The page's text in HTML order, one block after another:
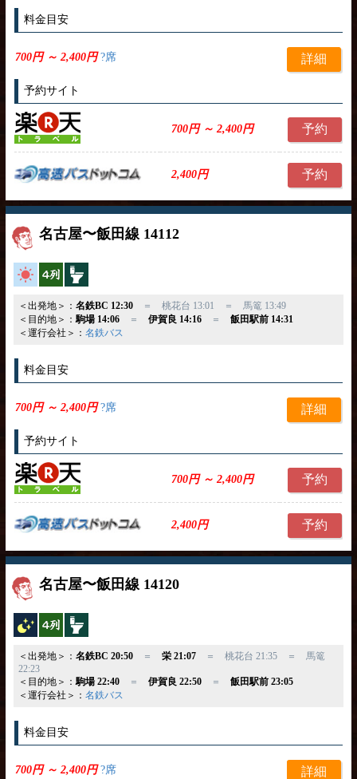
料金目安
700円 ～ 2,400円?席 詳細
予約サイト
700円 ～ 2,400円 予約
2,400円 予約
名古屋〜飯田線 14112
高速バス
横4列
＜出発地＞： 名鉄BC 12:30＝ 桃花台 13:01 ＝ 馬篭 13:49
＜目的地＞：駒場 14:06＝ 伊賀良 14:16＝ 飯田駅前 14:31
＜運行会社＞： 名鉄バス
料金目安
700円 ～ 2,400円?席 詳細
予約サイト
700円 ～ 2,400円 予約
2,400円 予約
名古屋〜飯田線 14120
夜行バス
横4列
＜出発地＞： 名鉄BC 20:50＝ 栄 21:07＝ 桃花台 21:35 ＝ 馬篭
22:23
＜目的地＞：駒場 22:40＝ 伊賀良 22:50＝ 飯田駅前 23:05
＜運行会社＞： 名鉄バス
料金目安
700円 ～ 2,400円?席 詳細